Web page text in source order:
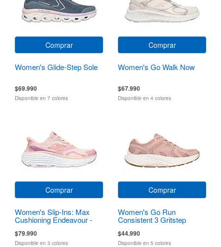
Comprar
Women's Glide-Step Sole
$69.990
Disponible en 7 colores
Comprar
Women's Go Walk Now
$67.990
Disponible en 4 colores
Comprar
Women's Slip-Ins: Max
Cushioning Endeavour -
$79.990
Disponible en 3 colores
Comprar
Women's Go Run
Consistent 3 Gritstep
$44.990
Disponible en 5 colores